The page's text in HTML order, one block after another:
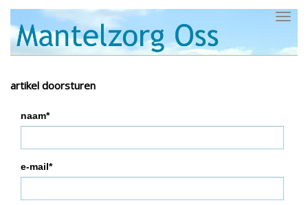
artikel doorsturen
naam*
e-mail*